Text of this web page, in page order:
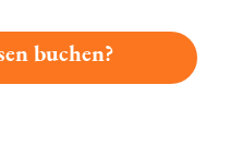
buchen?